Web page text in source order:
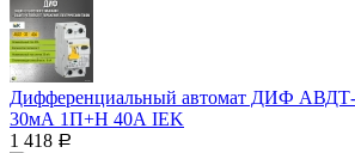
Дифференциальный автомат ДИФ
30мА 1П+Н 40А IEK
1 418 Р